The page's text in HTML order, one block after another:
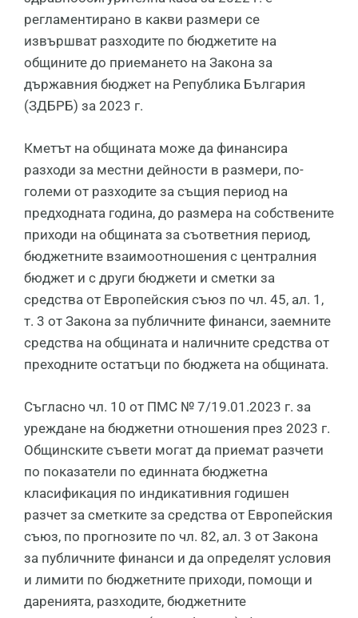
регламентирано в какви размери се
извършват разходите по бюджетите на
общините до приемането на Закона за
държавния бюджет на Република България
(ЗДБРБ) за 2023 г.
Кметът на общината може да финансира
разходи за местни дейности в размери, по-
големи от разходите за същия период на
предходната година, до размера на собствените
приходи на общината за съответния период,
бюджетните взаимоотношения с централния
бюджет и с други бюджети и сметки за
средства от Европейския съюз по чл. 45, ал. 1,
т. 3 от Закона за публичните финанси, заемните
средства на общината и наличните средства от
преходните остатъци по бюджета на общината.
Съгласно чл. 10 от ПМС № 7/19.01.2023 г. за
уреждане на бюджетни отношения през 2023 г.
Общинските съвети могат да приемат разчети
по показатели по единната бюджетна
класификация по индикативния годишен
разчет за сметките за средства от Европейския
съюз, по прогнозите по чл. 82, ал. 3 от Закона
за публичните финанси и да определят условия
и лимити по бюджетните приходи, помощи и
даренията, разходите, бюджетните